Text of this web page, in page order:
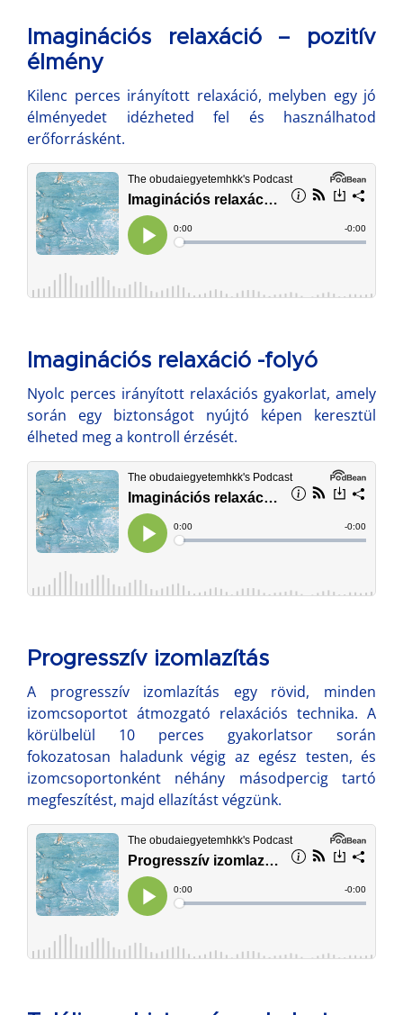
Imaginációs relaxáció – pozitív
élmény
Kilenc perces irányított relaxáció, melyben egy jó
élményedet idézheted fel és használhatod
erőforrásként.
Imaginációs relaxáció -folyó
Nyolc perces irányított relaxációs gyakorlat, amely
során egy biztonságot nyújtó képen keresztül
élheted meg a kontroll érzését.
Progresszív izomlazítás
A progresszív izomlazítás egy rövid, minden
izomcsoportot átmozgató relaxációs technika. A
körülbelül 10 perces gyakorlatsor során
fokozatosan haladunk végig az egész testen, és
izomcsoportonként néhány másodpercig tartó
megfeszítést, majd ellazítást végzünk.